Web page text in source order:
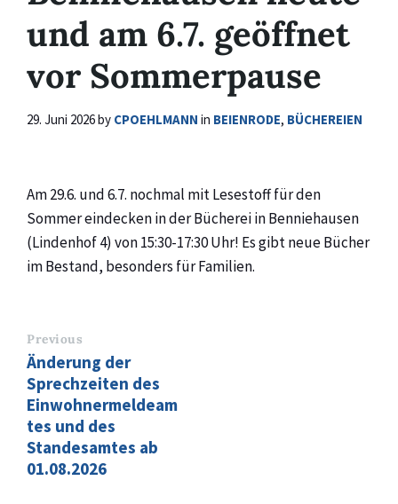
und am 6.7. geöffnet
vor Sommerpause
29. Juni 2026by CPOEHLMANN in BEIENRODE, BÜCHEREIEN
Am 29.6. und 6.7. nochmal mit Lesestoff für den
Sommer eindecken in der Bücherei in Benniehausen
(Lindenhof 4) von 15:30-17:30 Uhr! Es gibt neue Bücher
im Bestand, besonders für Familien.
Previous
Änderung der
Sprechzeiten des
Einwohnermeldeam
tes und des
Standesamtes ab
01.08.2026